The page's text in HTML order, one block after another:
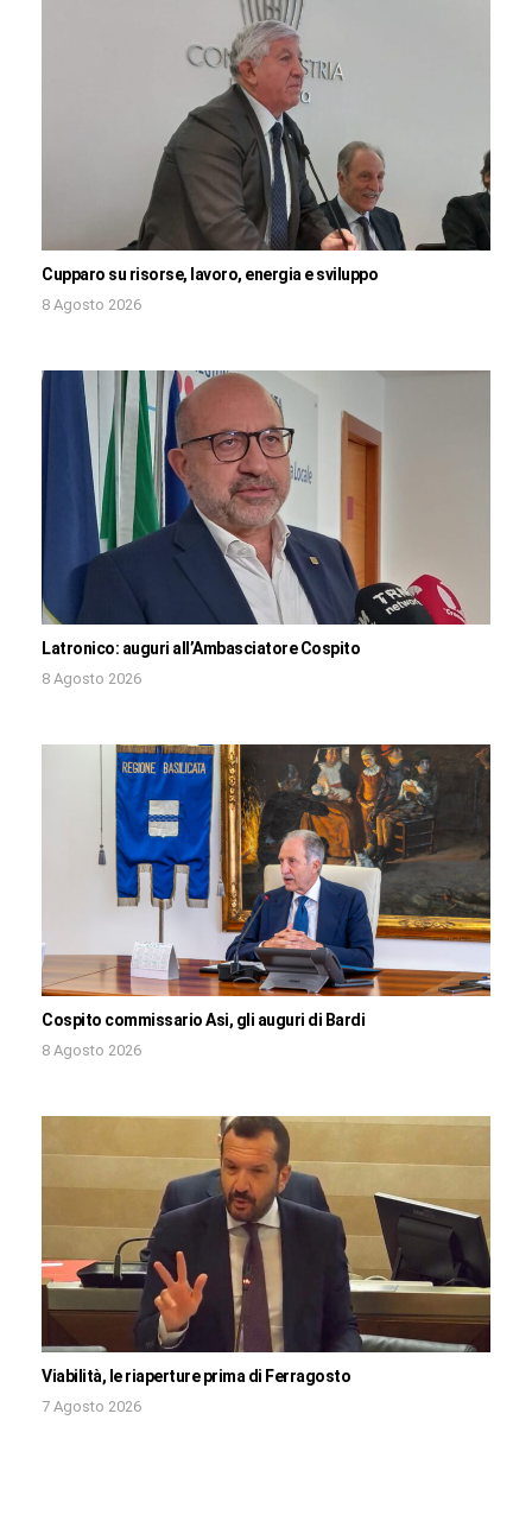
Cupparo su risorse, lavoro, energia e sviluppo
8 Agosto 2026
Latronico: auguri all’Ambasciatore Cospito
8 Agosto 2026
Cospito commissario Asi, gli auguri di Bardi
8 Agosto 2026
Viabilità, le riaperture prima di Ferragosto
7 Agosto 2026